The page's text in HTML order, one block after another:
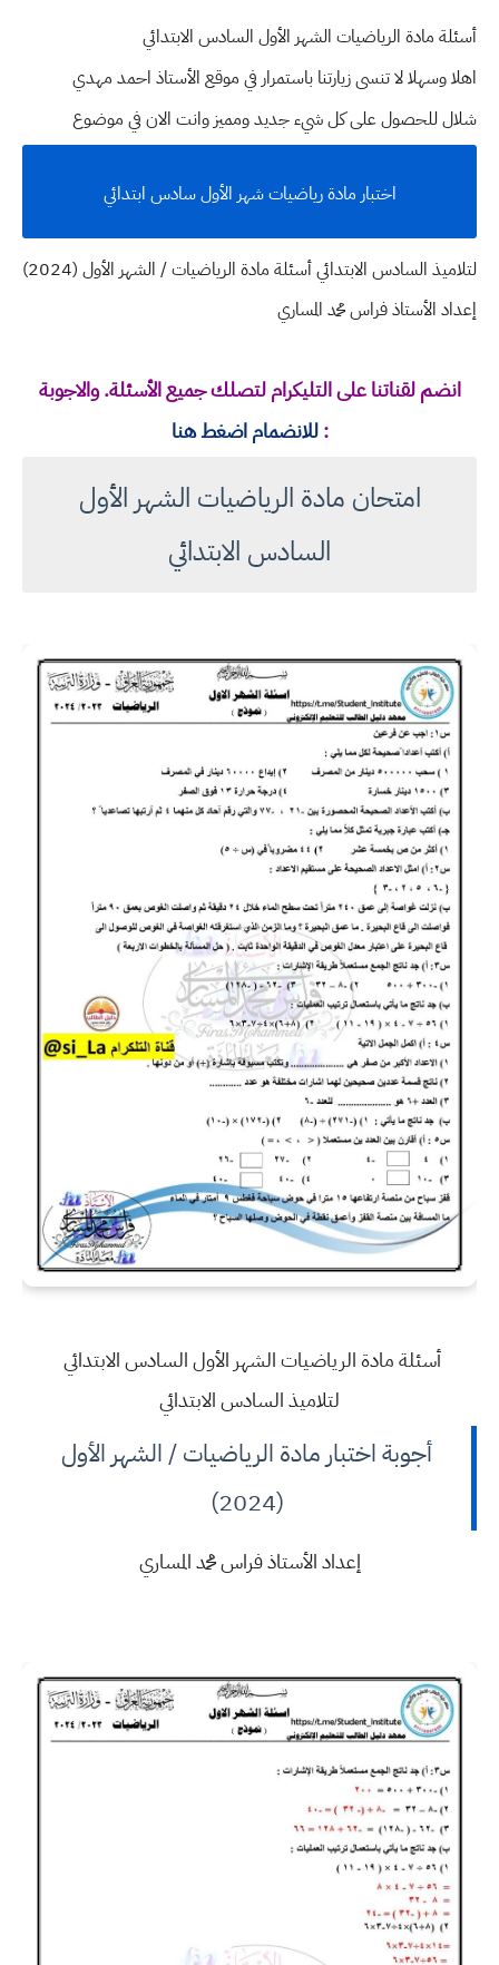
أسئلة مادة الرياضيات الشهر الأول السادس الابتدائي
اهلا وسهلالا تنسى زيارتنا باستمرار في موقع الأستاذ احمد مهدي
شلال للحصول على كل شيء جديد ومميز وانت الان في موضوع
اختبار مادة رياضيات شهر الأول سادس ابتدائي
لتلاميذ السادس الابتدائي أسئلة مادة الرياضيات / الشهر الأول (2024)
إعداد الأستاذ فراس محمد المساري
انضم لقناتنا على التليكرام لتصلك جميع الأسئلة. والاجوبة
: للانضمام اضغط هنا
امتحان مادة الرياضيات الشهر الأول
السادس الابتدائي
أسئلة مادة الرياضيات الشهر الأول السادس الابتدائي
لتلاميذ السادس الابتدائي
أجوبة اختبار مادة الرياضيات / الشهر الأول
(2024)
إعداد الأستاذ فراس محمد المساري